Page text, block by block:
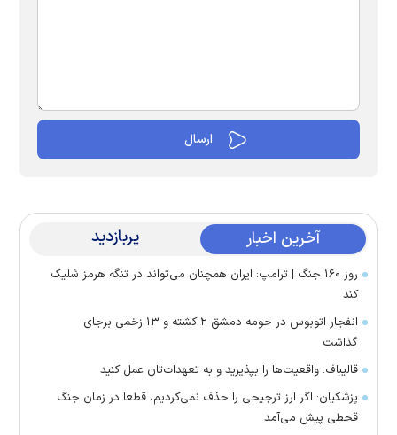
آخرین اخبار پربازدید
روز ۱۶۰ جنگ | ترامپ: ایران همچنان می‌تواند در تنگه هرمز شلیک
کند
انفجار اتوبوس در حومه دمشق ۲ کشته و ۱۳ زخمی برجای
گذاشت
قالیباف: واقعیت‌ها را بپذیرید و به تعهدات‌تان عمل کنید
پزشکیان: اگر ارز ترجیحی را حذف نمی‌کردیم، قطعا در زمان جنگ
قحطی پیش می‌آمد